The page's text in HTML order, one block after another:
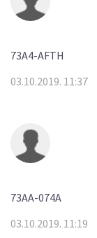
73A4-AFTH
03.10.2019. 11:37
73AA-074A
03.10.2019. 11:19